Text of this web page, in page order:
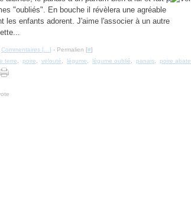
"oubliés". En bouche il révèlera une agréable
les enfants adorent. J'aime l'associer à un autre
Commentaires [ ] - Permalien [#]
terre poire velouté légume légume oublié panais poire abate